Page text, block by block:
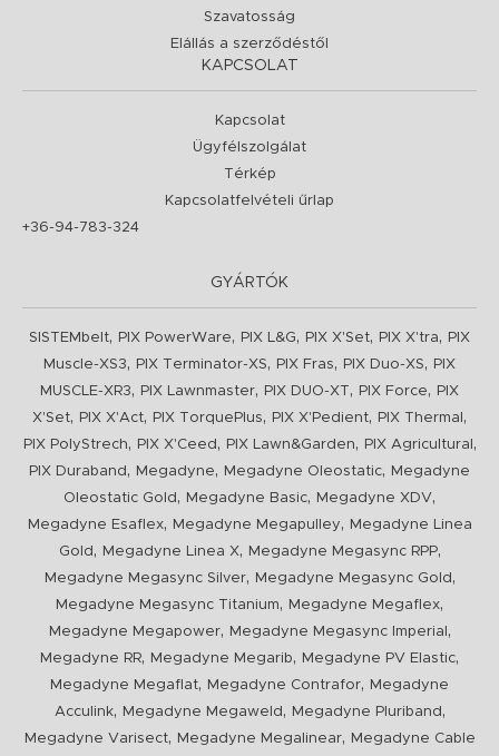
Szavatosság
Elállás a szerződéstől
KAPCSOLAT
Kapcsolat
Ügyfélszolgálat
Térkép
Kapcsolatfelvételi űrlap
+36-94-783-324
GYÁRTÓK
SISTEMbelt, PIX PowerWare, PIX L&G, PIX X'Set, PIX X'tra,
PIX
Muscle-XS3, PIX Terminator-XS, PIX Fras, PIX Duo-XS,
PIX
MUSCLE-XR3, PIX Lawnmaster, PIX DUO-XT , PIX Force,
PIX
X'Set, PIX X'Act, PIX TorquePlus, PIX X'Pedient, PIX Thermal ,
PIX PolyStrech, PIX X'Ceed , PIX Lawn&Garden, PIX Agricultural ,
PIX Duraband , Megadyne, Megadyne Oleostatic,
Megadyne
Oleostatic Gold , Megadyne Basic, Megadyne XDV,
Megadyne Esaflex, Megadyne Megapulley,
Megadyne Linea
Gold , Megadyne Linea X, Megadyne Megasync RPP,
Megadyne Megasync Silver, Megadyne Megasync Gold ,
Megadyne Megasync Titanium, Megadyne Megaflex,
Megadyne Megapower, Megadyne Megasync Imperial ,
Megadyne RR, Megadyne Megarib, Megadyne PV Elastic,
Megadyne Megaflat, Megadyne Contrafor,
Megadyne
Acculink, Megadyne Megaweld , Megadyne Pluriband ,
Megadyne Varisect, Megadyne Megalinear, Megadyne Cable